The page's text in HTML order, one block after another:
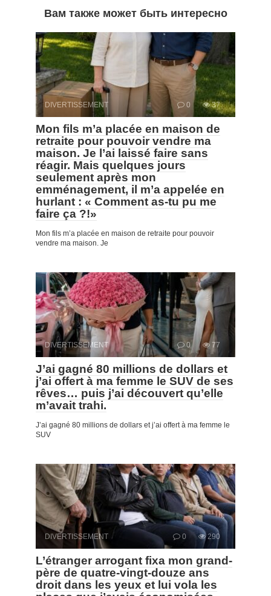
Вам также может быть интересно
DIVERTISSEMENT 0 37
Mon fils m’a placée en maison de
retraite pour pouvoir vendre ma
maison. Je l’ai laissé faire sans
réagir. Mais quelques jours
seulement après mon
emménagement, il m’a appelée en
hurlant : « Comment as-tu pu me
faire ça ?!»
Mon fils m’a placée en maison de retraite pour pouvoir
vendre ma maison. Je
DIVERTISSEMENT 0 77
J’ai gagné 80 millions de dollars et
j’ai offert à ma femme le SUV de ses
rêves… puis j’ai découvert qu’elle
m’avait trahi.
J’ai gagné 80 millions de dollars et j’ai offert à ma femme le
SUV
DIVERTISSEMENT 0 290
L’étranger arrogant fixa mon grand-
père de quatre-vingt-douze ans
droit dans les yeux et lui vola les